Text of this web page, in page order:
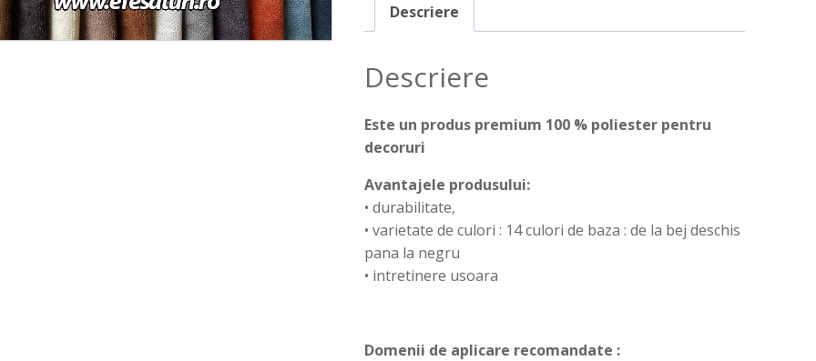
Descriere
Descriere
Este un produs premium 100 % poliester pentru
decoruri
Avantajele produsului:
• durabilitate,
• varietate de culori : 14 culori de baza : de la bej deschis
pana la negru
• intretinere usoara
Domenii de aplicare recomandate :